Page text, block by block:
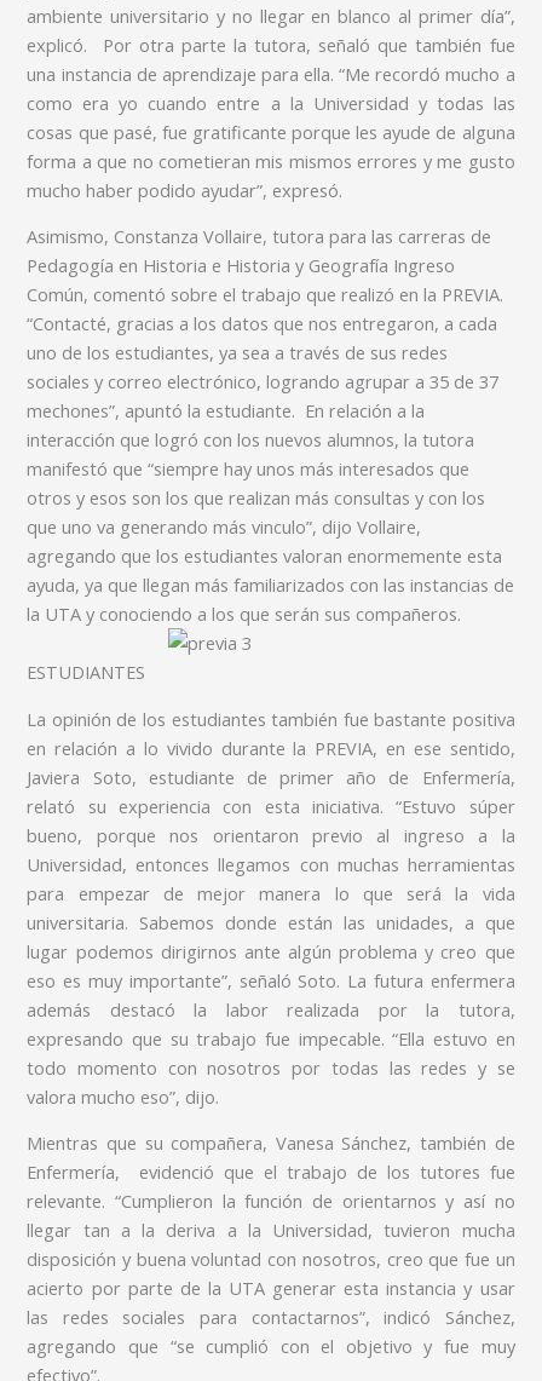
ambiente universitario y no llegar en blanco al primer día”,
explicó. Por otra parte la tutora, señaló que también fue
una instancia de aprendizaje para ella. “Me recordó mucho a
como era yo cuando entre a la Universidad y todas las
cosas que pasé, fue gratificante porque les ayude de alguna
forma a que no cometieran mis mismos errores y me gusto
mucho haber podido ayudar”, expresó.
Asimismo, Constanza Vollaire, tutora para las carreras de
Pedagogía en Historia e Historia y Geografía Ingreso
Común, comentó sobre el trabajo que realizó en la PREVIA.
“Contacté, gracias a los datos que nos entregaron, a cada
uno de los estudiantes, ya sea a través de sus redes
sociales y correo electrónico, logrando agrupar a 35 de 37
mechones”, apuntó la estudiante. En relación a la
interacción que logró con los nuevos alumnos, la tutora
manifestó que “siempre hay unos más interesados que
otros y esos son los que realizan más consultas y con los
que uno va generando más vinculo”, dijo Vollaire,
agregando que los estudiantes valoran enormemente esta
ayuda, ya que llegan más familiarizados con las instancias de
la UTA y conociendo a los que serán sus compañeros.
ESTUDIANTES
La opinión de los estudiantes también fue bastante positiva
en relación a lo vivido durante la PREVIA, en ese sentido,
Javiera Soto, estudiante de primer año de Enfermería,
relató su experiencia con esta iniciativa. “Estuvo súper
bueno, porque nos orientaron previo al ingreso a la
Universidad, entonces llegamos con muchas herramientas
para empezar de mejor manera lo que será la vida
universitaria. Sabemos donde están las unidades, a que
lugar podemos dirigirnos ante algún problema y creo que
eso es muy importante”, señaló Soto. La futura enfermera
además destacó la labor realizada por la tutora,
expresando que su trabajo fue impecable. “Ella estuvo en
todo momento con nosotros por todas las redes y se
valora mucho eso”, dijo.
Mientras que su compañera, Vanesa Sánchez, también de
Enfermería, evidenció que el trabajo de los tutores fue
relevante. “Cumplieron la función de orientarnos y así no
llegar tan a la deriva a la Universidad, tuvieron mucha
disposición y buena voluntad con nosotros, creo que fue un
acierto por parte de la UTA generar esta instancia y usar
las redes sociales para contactarnos”, indicó Sánchez,
agregando que “se cumplió con el objetivo y fue muy
efectivo”.